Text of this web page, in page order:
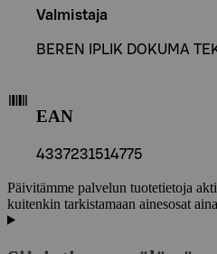
Valmistaja
BEREN IPLIK DOKUMA
EAN
4337231514775
Päivitämme palvelun tuotetietoja
kuitenkin tarkistamaan ainesosat